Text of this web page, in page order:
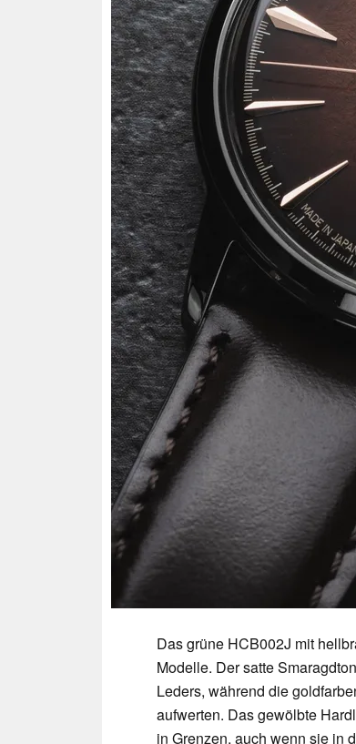
Das grüne HCB002J mit
Modelle. Der satte
Leders, während die
aufwerten. Das gewölbte
in Grenzen, auch wenn sie in